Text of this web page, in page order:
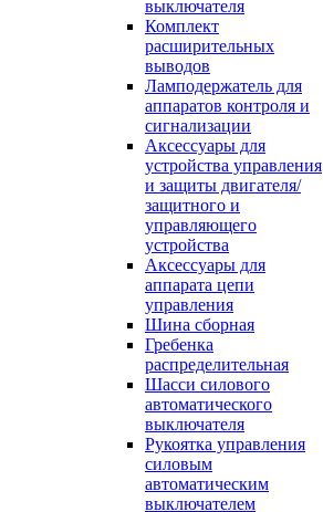
выключателя
Комплект
расширительных
выводов
Ламподержатель для
аппаратов контроля и
сигнализации
Аксессуары для
устройства управления
и защиты двигателя/
защитного и
управляющего
устройства
Аксессуары для
аппарата цепи
управления
Шина сборная
Гребенка
распределительная
Шасси силового
автоматического
выключателя
Рукоятка управления
силовым
автоматическим
выключателем